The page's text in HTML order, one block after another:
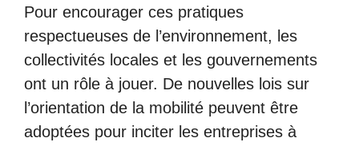
Pour encourager ces pratiques
respectueuses de l’environnement, les
collectivités locales et les gouvernements
ont un rôle à jouer. De nouvelles lois sur
l’orientation de la mobilité peuvent être
adoptées pour inciter les entreprises à